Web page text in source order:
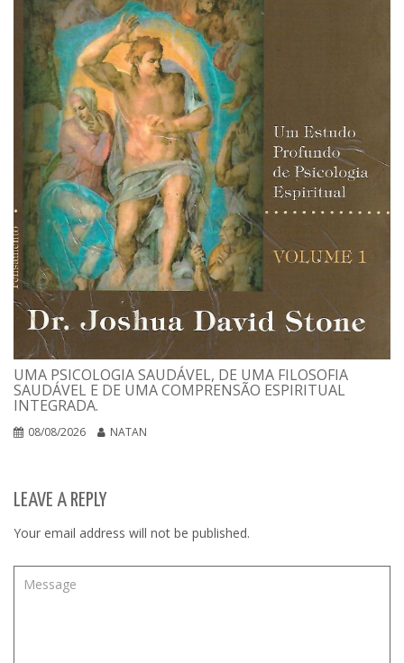
UMA PSICOLOGIA SAUDÁVEL, DE UMA FILOSOFIA
SAUDÁVEL E DE UMA COMPRENSÃO ESPIRITUAL
INTEGRADA.
08/08/2026 NATAN
LEAVE A REPLY
Your email address will not be published.